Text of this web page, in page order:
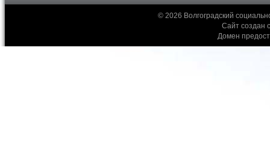
© 2026 Волгоградский
Сайт создан
Домен